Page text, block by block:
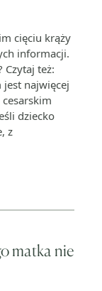
cięciu krąży
informacji.
Czytaj też:
jest najwięcej
dziecko
z
matka nie